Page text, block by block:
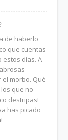
de haberlo
que cuentas
estos días. A
morbo. Qué
que no
destripas!
has picado